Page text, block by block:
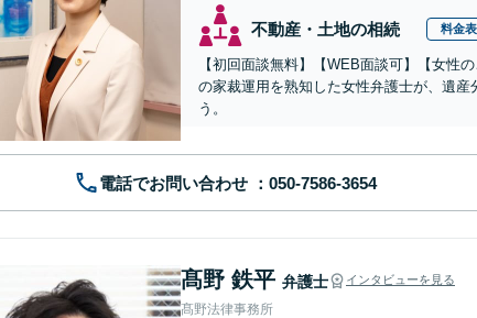
不動産・土地の相続 料金
【初回面談無料】【WEB面談可】【女性
の家裁運用を熟知した女性弁護士が、遺
う。
電話でお問い合わせ
髙野 鉄平 弁護士 インタビューを見る
髙野法律事務所